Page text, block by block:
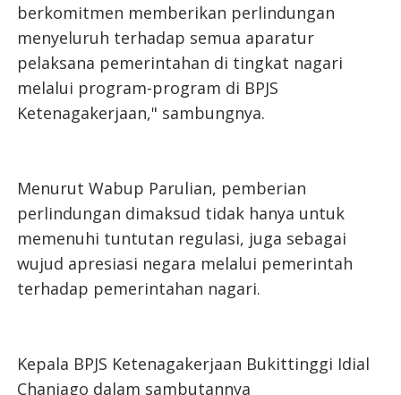
berkomitmen memberikan perlindungan
menyeluruh terhadap semua aparatur
pelaksana pemerintahan di tingkat nagari
melalui program-program di BPJS
Ketenagakerjaan," sambungnya.
Menurut Wabup Parulian, pemberian
perlindungan dimaksud tidak hanya untuk
memenuhi tuntutan regulasi, juga sebagai
wujud apresiasi negara melalui pemerintah
terhadap pemerintahan nagari.
Kepala BPJS Ketenagakerjaan Bukittinggi Idial
Chaniago dalam sambutannya